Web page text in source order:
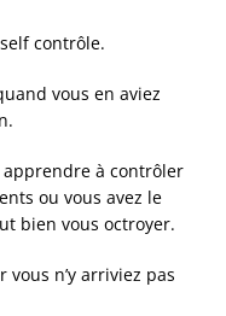
contrôle.
vous en aviez
apprendre à contrôler
ou vous avez le
bien vous octroyer.
vous n’y arriviez pas